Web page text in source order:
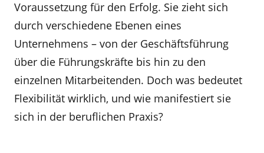
Voraussetzung für den Erfolg. Sie zieht sich
durch verschiedene Ebenen eines
Unternehmens – von der Geschäftsführung
über die Führungskräfte bis hin zu den
einzelnen Mitarbeitenden. Doch was bedeutet
Flexibilität wirklich, und wie manifestiert sie
sich in der beruflichen Praxis?